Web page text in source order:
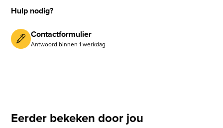
Hulp nodig?
Contactformulier
Antwoord binnen 1 werkdag
Eerder bekeken door jou